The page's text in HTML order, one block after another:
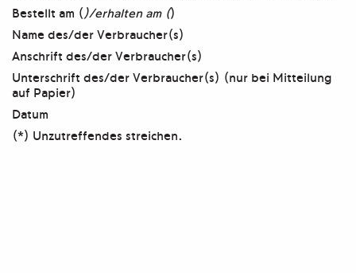
Bestellt am ()/erhalten am ()
Name des/der Verbraucher(s)
Anschrift des/der Verbraucher(s)
Unterschrift des/der Verbraucher(s) (nur bei Mitteilung
auf Papier)
Datum
(*) Unzutreffendes streichen.